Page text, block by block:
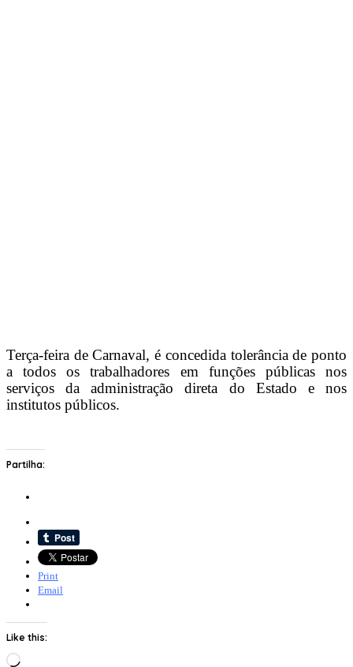
Terça-feira de Carnaval, é concedida tolerância de ponto
a todos os trabalhadores em funções públicas nos
serviços da administração direta do Estado e nos
institutos públicos.
Partilha:
Print
Email
Like this:
Loading…